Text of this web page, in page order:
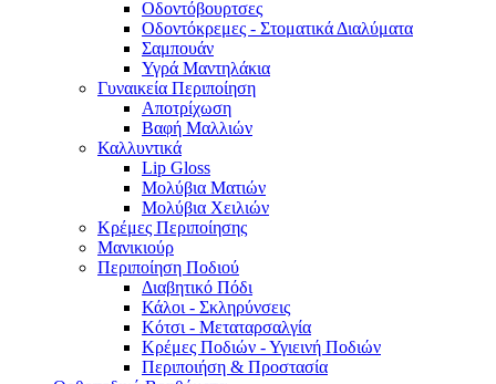
Οδοντόβουρτσες
Οδοντόκρεμες - Στοματικά Διαλύματα
Σαμπουάν
Υγρά Μαντηλάκια
Γυναικεία Περιποίηση
Αποτρίχωση
Βαφή Μαλλιών
Καλλυντικά
Lip Gloss
Μολύβια Ματιών
Μολύβια Χειλιών
Κρέμες Περιποίησης
Μανικιούρ
Περιποίηση Ποδιού
Διαβητικό Πόδι
Κάλοι - Σκληρύνσεις
Κότσι - Μεταταρσαλγία
Κρέμες Ποδιών - Υγιεινή Ποδιών
Περιποιήση & Προστασία